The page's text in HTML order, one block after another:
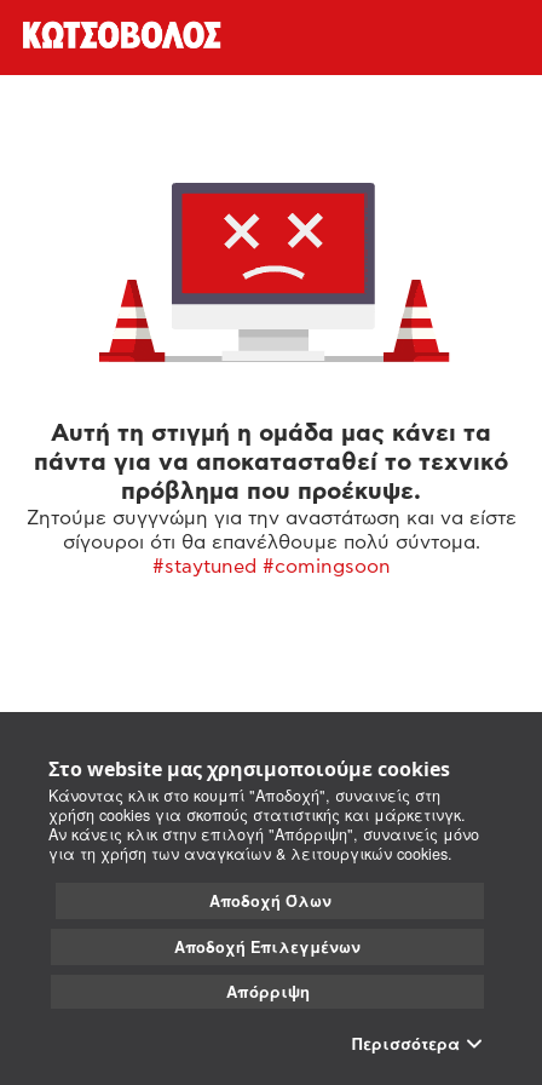
Στο website μας χρησιμοποιούμε cookies
Κάνοντας κλικ στο κουμπί "Αποδοχή", συναινείς στη
χρήση cookies για σκοπούς στατιστικής και μάρκετινγκ.
Αν κάνεις κλικ στην επιλογή "Απόρριψη", συναινείς μόνο
για τη χρήση των αναγκαίων & λειτουργικών cookies.
Αποδοχή Όλων
Αποδοχή Επιλεγμένων
Απόρριψη
Περισσότερα
Αυτή τη στιγμή η ομάδα μας κάνει τα
πάντα για να αποκατασταθεί το τεχνικό
πρόβλημα που προέκυψε.
Ζητούμε συγγνώμη για την αναστάτωση και να είστε
σίγουροι ότι θα επανέλθουμε πολύ σύντομα.
#staytuned #comingsoon